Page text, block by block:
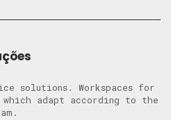
solutions. Workspaces for
adapt according to the